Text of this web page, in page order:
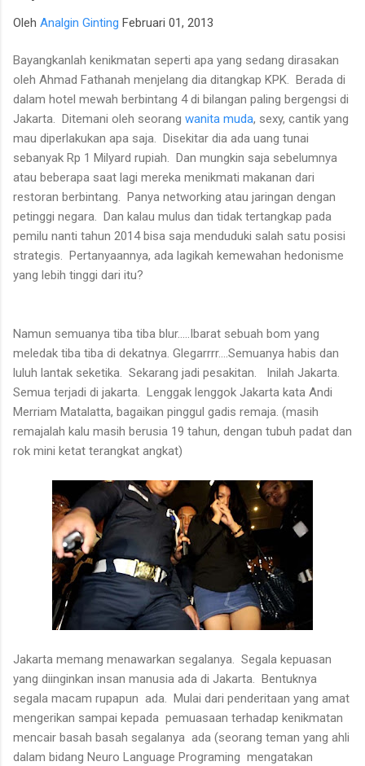
para talenta muda berpotensi tinggi seperti IM Satria Duta
yang diperkuat jajaran Master Internasional Wanita (WIM)
seperti Shafira Devi Herfesa, Laysa Latifah, Ummi Fisabilillah,
dan Chelsea Monica Ignesias Sihite memiliki kedalaman sku...
Oleh Analgin Ginting Februari 01, 2013
Bayangkanlah kenikmatan seperti apa yang sedang dirasakan
oleh Ahmad Fathanah menjelang dia ditangkap KPK. Berada di
dalam hotel mewah berbintang 4 di bilangan paling bergengsi di
Jakarta. Ditemani oleh seorang wanita muda, sexy, cantik yang
mau diperlakukan apa saja. Disekitar dia ada uang tunai
sebanyak Rp 1 Milyard rupiah. Dan mungkin saja sebelumnya
atau beberapa saat lagi mereka menikmati makanan dari
restoran berbintang. Panya networking atau jaringan dengan
petinggi negara. Dan kalau mulus dan tidak tertangkap pada
pemilu nanti tahun 2014 bisa saja menduduki salah satu posisi
strategis. Pertanyaannya, ada lagikah kemewahan hedonisme
yang lebih tinggi dari itu?
Namun semuanya tiba tiba blur.....Ibarat sebuah bom yang
meledak tiba tiba di dekatnya. Glegarrrr....Semuanya habis dan
luluh lantak seketika. Sekarang jadi pesakitan. Inilah Jakarta.
Semua terjadi di jakarta. Lenggak lenggok Jakarta kata Andi
Merriam Matalatta, bagaikan pinggul gadis remaja. (masih
remajalah kalu masih berusia 19 tahun, dengan tubuh padat dan
rok mini ketat terangkat angkat)
Jakarta memang menawarkan segalanya. Segala kepuasan
yang diinginkan insan manusia ada di Jakarta. Bentuknya
segala macam rupapun ada. Mulai dari penderitaan yang amat
mengerikan sampai kepada pemuasaan terhadap kenikmatan
mencair basah basah segalanya ada (seorang teman yang ahli
dalam bidang Neuro Language Programing mengatakan